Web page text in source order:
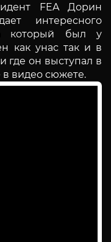
FEA Дорин
интересного
который был у
как унас так и в
где он выступал в
видео сюжете.